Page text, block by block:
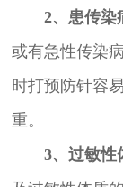
2、患传染
或有急性传染
时打预防针容
重。
3、过敏性